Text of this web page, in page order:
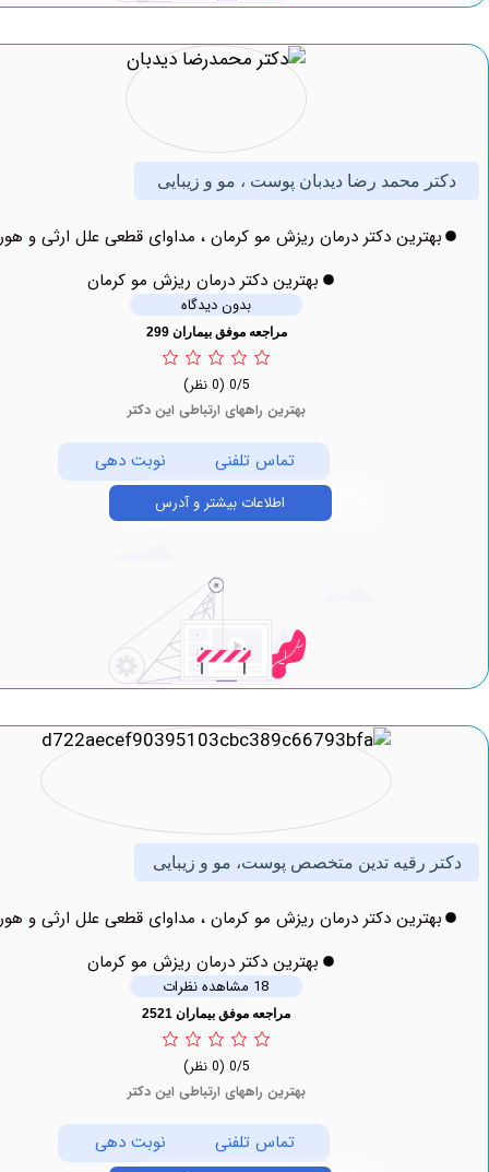
محمد رضا دیدبان پوست ، مو و زیبایی
دکتر درمان ریزش مو کرمان ، مداوای قطعی علل ارثی و هورمونی
بهترین دکتر درمان ریزش مو کرمان
بدون دیدگاه
مراجعه موفق بیماران 299
بهترین راههای ارتباطی این دکتر
تماس تلفنی نوبت دهی
اطلاعات بیشتر و آدرس
رقیه تدین متخصص پوست، مو و زیبایی
دکتر درمان ریزش مو کرمان ، مداوای قطعی علل ارثی و هورمونی
بهترین دکتر درمان ریزش مو کرمان
مراجعه موفق بیماران 2521
بهترین راههای ارتباطی این دکتر
تماس تلفنی نوبت دهی